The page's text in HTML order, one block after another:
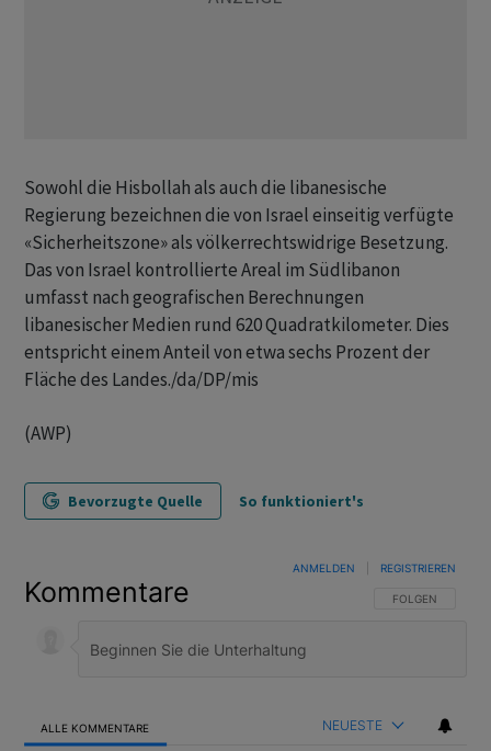
Sowohl die Hisbollah als auch die libanesische
Regierung bezeichnen die von Israel einseitig verfügte
«Sicherheitszone» als völkerrechtswidrige Besetzung.
Das von Israel kontrollierte Areal im Südlibanon
umfasst nach geografischen Berechnungen
libanesischer Medien rund 620 Quadratkilometer. Dies
entspricht einem Anteil von etwa sechs Prozent der
Fläche des Landes./da/DP/mis
(AWP)
Bevorzugte Quelle So funktioniert's
Kommentare FOLGE DIESER
FOLGEN
ANMELDEN REGISTRIEREN
ALLE KOMMENTARE NEUESTE